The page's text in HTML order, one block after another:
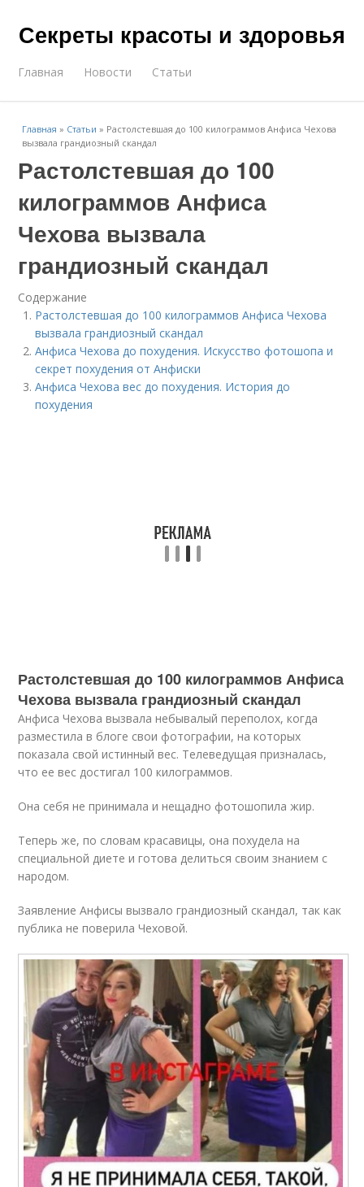
Секреты красоты и здоровья
Главная Новости Статьи
Главная » Статьи » Растолстевшая до 100 килограммов Анфиса Чехова
вызвала грандиозный скандал
Растолстевшая до 100
килограммов Анфиса
Чехова вызвала
грандиозный скандал
Содержание
Растолстевшая до 100 килограммов Анфиса Чехова
вызвала грандиозный скандал
Анфиса Чехова до похудения. Искусство фотошопа и
секрет похудения от Анфиски
Анфиса Чехова вес до похудения. История до
похудения
Растолстевшая до 100 килограммов Анфиса
Чехова вызвала грандиозный скандал
Анфиса Чехова вызвала небывалый переполох, когда
разместила в блоге свои фотографии, на которых
показала свой истинный вес. Телеведущая призналась,
что ее вес достигал 100 килограммов.
Она себя не принимала и нещадно фотошопила жир.
Теперь же, по словам красавицы, она похудела на
специальной диете и готова делиться своим знанием с
народом.
Заявление Анфисы вызвало грандиозный скандал, так как
публика не поверила Чеховой.